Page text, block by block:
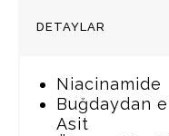
DETAYLAR
Niacinamide
Buğdaydan
Asit